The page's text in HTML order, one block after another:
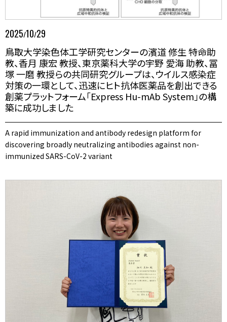
2025/10/29
鳥取大学染色体工学研究センターの濱道 修生 特命助
教、香月 康宏 教授、東京薬科大学の宇野 愛海 助教、冨
塚 一磨 教授らの共同研究グループは、ウイルス感染症
対策の一環として、迅速にヒト抗体医薬品を創出できる
創薬プラットフォーム「Express Hu-mAb System」の構
築に成功しました
A rapid immunization and antibody redesign platform for
discovering broadly neutralizing antibodies against non-
immunized SARS-CoV-2 variant